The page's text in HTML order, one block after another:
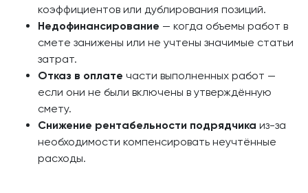
коэффициентов или дублирования позиций.
Недофинансирование — когда объемы работ в
смете занижены или не учтены значимые статьи
затрат.
Отказ в оплате части выполненных работ —
если они не были включены в утверждённую
смету.
Снижение рентабельности подрядчика из-за
необходимости компенсировать неучтённые
расходы.